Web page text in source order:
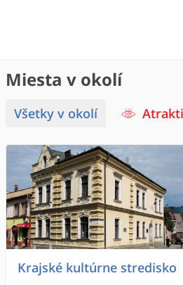
Miesta v okolí
Všetky v okolí
Krajské kultúrne stredisko